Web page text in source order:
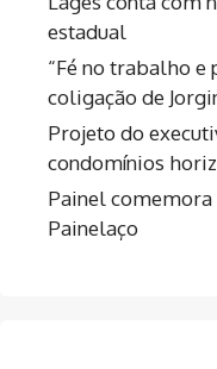
estadual
“Fé no trabalho e
coligação de
Projeto do
condomínios
Painel comemora
Painelaço